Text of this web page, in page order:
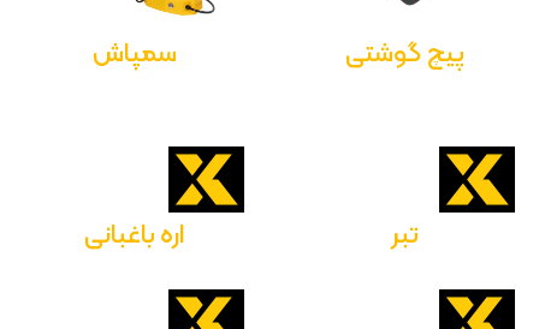
پیچ گوشتی سمپاش
تبر اره باغبانی